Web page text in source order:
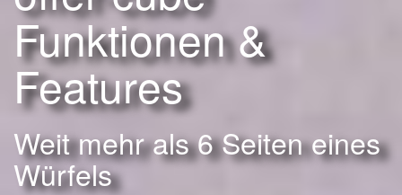
Funktionen &
Features
Weit mehr als 6 Seiten eines
Würfels